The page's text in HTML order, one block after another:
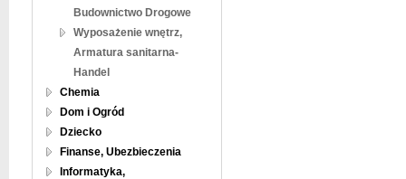
Budownictwo Drogowe
Wyposażenie wnętrz,
Armatura sanitarna-
Handel
Chemia
Dom i Ogród
Dziecko
Finanse, Ubezbieczenia
Informatyka,